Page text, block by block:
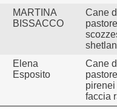
MARTINA
BISSACCO
Cane
pastore
Elena
Esposito
Cane
pirenei
faccia